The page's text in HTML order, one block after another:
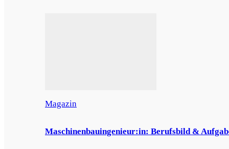
Magazin
Maschinenbauingenieur:in: Berufsbild &